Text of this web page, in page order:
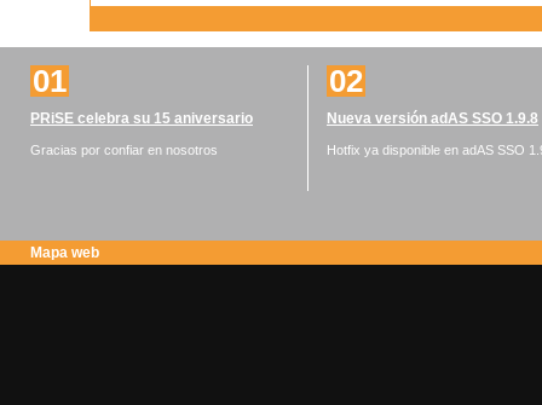
01
PRiSE celebra su 15 aniversario
Gracias por confiar en nosotros
02
Nueva versión adAS SSO 1.9.8
Hotfix ya disponible en adAS SSO
Mapa web